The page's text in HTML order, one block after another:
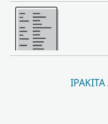
Dugang pa